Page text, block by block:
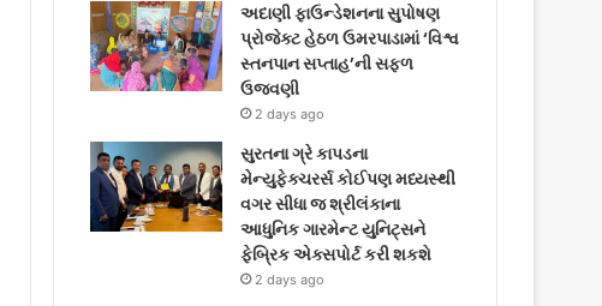
અદાણી ફાઉન્ડેશનના સુપોષણ
પ્રોજેક્ટ હેઠળ ઉમરપાડામાં ‘વિશ્વ
સ્તનપાન સપ્તાહ’ની સફળ
ઉજવણી
2 days ago
સુરતના ગ્રે કાપડના
મેન્યુફેક્ચરર્સ કોઈપણ મધ્યસ્થી
વગર સીધા જ શ્રીલંકાના
આધુનિક ગારમેન્ટ યુનિટ્સને
ફેબ્રિક એક્સપોર્ટ કરી શકશે
2 days ago